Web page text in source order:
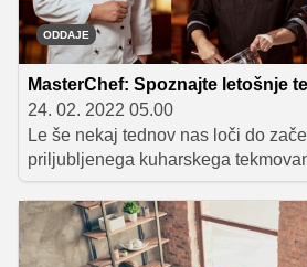
ODDAJE
MasterChef: Spoznajte letošnje
24. 02. 2022 05.00
Le še nekaj tednov nas loči do
priljubljenega kuharskega
Slovenija, v katerem bo nože
tekmovalcev. Le eden izmed njih
evrov in tako zaželen kuharski
nagrado boril letos, preverite